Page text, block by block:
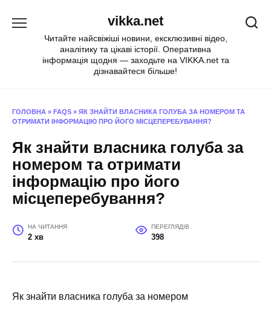
vikka.net
Читайте найсвіжіші новини, ексклюзивні відео,
аналітику та цікаві історії. Оперативна
інформація щодня — заходьте на VIKKA.net та
дізнавайтеся більше!
ГОЛОВНА » FAQS » ЯК ЗНАЙТИ ВЛАСНИКА ГОЛУБА ЗА НОМЕРОМ ТА
ОТРИМАТИ ІНФОРМАЦІЮ ПРО ЙОГО МІСЦЕПЕРЕБУВАННЯ?
Як знайти власника голуба за
номером та отримати
інформацію про його
місцеперебування?
НА ЧИТАННЯ
2 хв
ПЕРЕГЛЯДІВ
398
Як знайти власника голуба за номером